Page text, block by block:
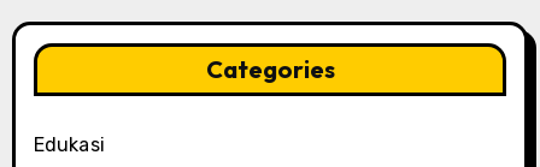
Categories
Edukasi